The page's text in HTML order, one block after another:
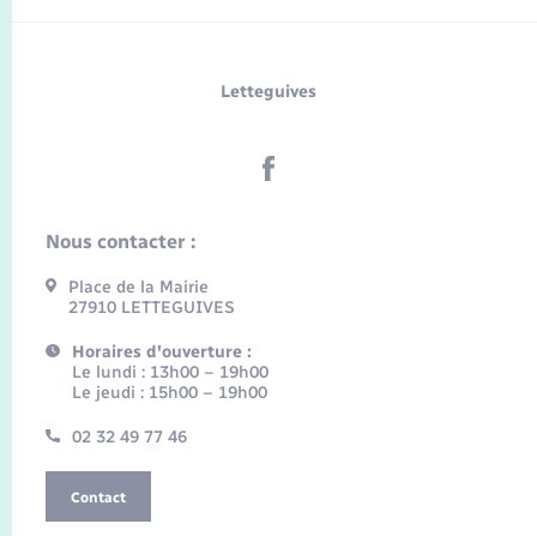
Letteguives
Nous contacter :
Place de la Mairie
27910 LETTEGUIVES
Horaires d'ouverture :
Le lundi : 13h00 – 19h00
Le jeudi : 15h00 – 19h00
02 32 49 77 46
Contact